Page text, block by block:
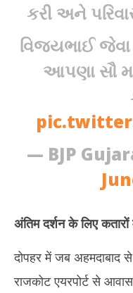
કરી અને
વિજયભાઈ જેવા
આપણા સૌ
— BJP
अंतिम दर्शन के लिए
दोपहर में जब अहमदाबाद से
राजकोट एयरपोर्ट से